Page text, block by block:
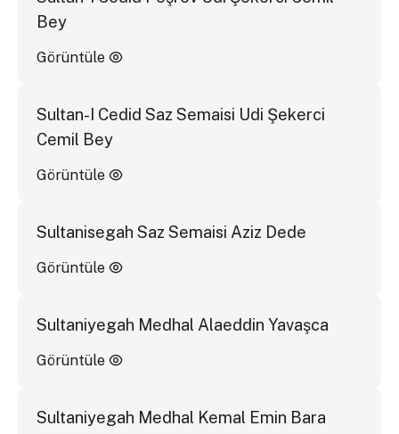
Bey
Görüntüle
Sultan-I Cedid Saz Semaisi Udi Şekerci
Cemil Bey
Görüntüle
Sultanisegah Saz Semaisi Aziz Dede
Görüntüle
Sultaniyegah Medhal Alaeddin Yavaşca
Görüntüle
Sultaniyegah Medhal Kemal Emin Bara